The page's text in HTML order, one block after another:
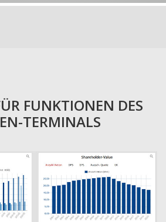
FUNKTIONEN DES
TERMINALS